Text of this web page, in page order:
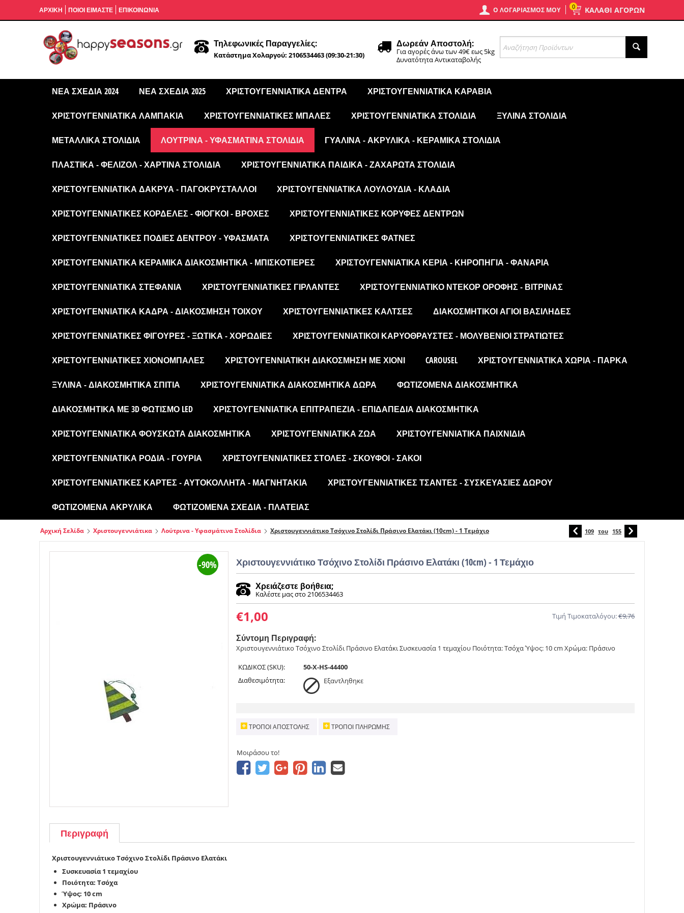
ΑΡΧΙΚΉ ΠΟΙΟΙ ΕΙΜΑΣΤΕ ΕΠΙΚΟΙΝΩΝΙΑ ΚΑΛΑΘΙ ΑΓΟΡΩΝ
0
Ο ΛΟΓΑΡΙΑΣΜΌΣ ΜΟΥ
Τηλεφωνικές Παραγγελίες:
Κατάστημα Χολαργού: 2106534463 (09:30-21:30)
Δωρεάν Αποστολή:
Για αγορές άνω των 49€ εως 5kg
Δυνατότητα Αντικαταβολής
ΝΈΑ ΣΧΈΔΙΑ 2024 ΝΈΑ ΣΧΈΔΙΑ 2025 ΧΡΙΣΤΟΥΓΕΝΝΙΆΤΙΚΑ ΔΈΝΤΡΑ ΧΡΙΣΤΟΥΓΕΝΝΙΆΤΙΚΑ ΚΑΡΆΒΙΑ
ΧΡΙΣΤΟΥΓΕΝΝΙΆΤΙΚΑ ΛΑΜΠΆΚΙΑ ΧΡΙΣΤΟΥΓΕΝΝΙΆΤΙΚΕΣ ΜΠΆΛΕΣ ΧΡΙΣΤΟΥΓΕΝΝΙΆΤΙΚΑ ΣΤΟΛΊΔΙΑ ΞΎΛΙΝΑ ΣΤΟΛΊΔΙΑ
ΜΕΤΑΛΛΙΚΆ ΣΤΟΛΊΔΙΑ ΛΟΎΤΡΙΝΑ - ΥΦΑΣΜΆΤΙΝΑ ΣΤΟΛΊΔΙΑ ΓΥΆΛΙΝΑ - ΑΚΡΥΛΙΚΆ - ΚΕΡΑΜΙΚΆ ΣΤΟΛΊΔΙΑ
ΠΛΑΣΤΙΚΆ - ΦΕΛΙΖΌΛ - ΧΆΡΤΙΝΑ ΣΤΟΛΊΔΙΑ ΧΡΙΣΤΟΥΓΕΝΝΙΆΤΙΚΑ ΠΑΙΔΙΚΆ - ΖΑΧΑΡΩΤΆ ΣΤΟΛΊΔΙΑ
ΧΡΙΣΤΟΥΓΕΝΝΙΆΤΙΚΑ ΔΆΚΡΥΑ - ΠΑΓΟΚΡΎΣΤΑΛΛΟΙ ΧΡΙΣΤΟΥΓΕΝΝΙΆΤΙΚΑ ΛΟΥΛΟΎΔΙΑ - ΚΛΑΔΙΆ
ΧΡΙΣΤΟΥΓΕΝΝΙΆΤΙΚΕΣ ΚΟΡΔΈΛΕΣ - ΦΙΌΓΚΟΙ - ΒΡΟΧΈΣ ΧΡΙΣΤΟΥΓΕΝΝΙΆΤΙΚΕΣ ΚΟΡΥΦΈΣ ΔΈΝΤΡΩΝ
ΧΡΙΣΤΟΥΓΕΝΝΙΆΤΙΚΕΣ ΠΟΔΙΈΣ ΔΈΝΤΡΟΥ - ΥΦΆΣΜΑΤΑ ΧΡΙΣΤΟΥΓΕΝΝΙΆΤΙΚΕΣ ΦΆΤΝΕΣ
ΧΡΙΣΤΟΥΓΕΝΝΙΆΤΙΚΑ ΚΕΡΑΜΙΚΆ ΔΙΑΚΟΣΜΗΤΙΚΆ - ΜΠΙΣΚΟΤΙΈΡΕΣ ΧΡΙΣΤΟΥΓΕΝΝΙΆΤΙΚΑ ΚΕΡΙΆ - ΚΗΡΟΠΉΓΙΑ - ΦΑΝΆΡΙΑ
ΧΡΙΣΤΟΥΓΕΝΝΙΆΤΙΚΑ ΣΤΕΦΆΝΙΑ ΧΡΙΣΤΟΥΓΕΝΝΙΆΤΙΚΕΣ ΓΙΡΛΆΝΤΕΣ ΧΡΙΣΤΟΥΓΕΝΝΙΆΤΙΚΟ ΝΤΕΚΌΡ ΟΡΟΦΉΣ - ΒΙΤΡΊΝΑΣ
ΧΡΙΣΤΟΥΓΕΝΝΙΆΤΙΚΑ ΚΆΔΡΑ - ΔΙΑΚΌΣΜΗΣΗ ΤΟΊΧΟΥ ΧΡΙΣΤΟΥΓΕΝΝΙΆΤΙΚΕΣ ΚΆΛΤΣΕΣ ΔΙΑΚΟΣΜΗΤΙΚΟΊ ΆΓΙΟΙ ΒΑΣΊΛΗΔΕΣ
ΧΡΙΣΤΟΥΓΕΝΝΙΆΤΙΚΕΣ ΦΙΓΟΎΡΕΣ - ΞΩΤΙΚΆ - ΧΟΡΩΔΊΕΣ ΧΡΙΣΤΟΥΓΕΝΝΙΆΤΙΚΟΙ ΚΑΡΥΟΘΡΑΎΣΤΕΣ - ΜΟΛΥΒΈΝΙΟΙ ΣΤΡΑΤΙΏΤΕΣ
ΧΡΙΣΤΟΥΓΕΝΝΙΆΤΙΚΕΣ ΧΙΟΝΌΜΠΑΛΕΣ ΧΡΙΣΤΟΥΓΕΝΝΙΆΤΙΚΗ ΔΙΑΚΌΣΜΗΣΗ ΜΕ ΧΙΌΝΙ CAROUSEL ΧΡΙΣΤΟΥΓΕΝΝΙΆΤΙΚΑ ΧΩΡΙΆ - ΠΆΡΚΑ
ΞΎΛΙΝΑ - ΔΙΑΚΟΣΜΗΤΙΚΆ ΣΠΊΤΙΑ ΧΡΙΣΤΟΥΓΕΝΝΙΆΤΙΚΑ ΔΙΑΚΟΣΜΗΤΙΚΆ ΔΏΡΑ ΦΩΤΙΖΌΜΕΝΑ ΔΙΑΚΟΣΜΗΤΙΚΆ
ΔΙΑΚΟΣΜΗΤΙΚΆ ΜΕ 3D ΦΩΤΙΣΜΌ LED ΧΡΙΣΤΟΥΓΕΝΝΙΆΤΙΚΑ ΕΠΙΤΡΑΠΈΖΙΑ - ΕΠΙΔΑΠΈΔΙΑ ΔΙΑΚΟΣΜΗΤΙΚΆ
ΧΡΙΣΤΟΥΓΕΝΝΙΆΤΙΚΑ ΦΟΥΣΚΩΤΆ ΔΙΑΚΟΣΜΗΤΙΚΆ ΧΡΙΣΤΟΥΓΕΝΝΙΆΤΙΚΑ ΖΏΑ ΧΡΙΣΤΟΥΓΕΝΝΙΆΤΙΚΑ ΠΑΙΧΝΊΔΙΑ
ΧΡΙΣΤΟΥΓΕΝΝΙΆΤΙΚΑ ΡΌΔΙΑ - ΓΟΎΡΙΑ ΧΡΙΣΤΟΥΓΕΝΝΙΆΤΙΚΕΣ ΣΤΟΛΈΣ - ΣΚΟΎΦΟΙ - ΣΆΚΟΙ
ΧΡΙΣΤΟΥΓΕΝΝΙΆΤΙΚΕΣ ΚΆΡΤΕΣ - ΑΥΤΟΚΌΛΛΗΤΑ - ΜΑΓΝΗΤΆΚΙΑ ΧΡΙΣΤΟΥΓΕΝΝΙΆΤΙΚΕΣ ΤΣΆΝΤΕΣ - ΣΥΣΚΕΥΑΣΊΕΣ ΔΏΡΟΥ
ΦΩΤΙΖΌΜΕΝΑ ΑΚΡΥΛΙΚΆ ΦΩΤΙΖΌΜΕΝΑ ΣΧΈΔΙΑ - ΠΛΑΤΕΊΑΣ
Αρχική Σελίδα Χριστουγεννιάτικα Λούτρινα - Υφασμάτινα Στολίδια Χριστουγεννιάτικο Τσόχινο Στολίδι Πράσινο Ελατάκι (10cm) - 1 Τεμάχιο 109 του 155
-90% Χριστουγεννιάτικο Τσόχινο Στολίδι Πράσινο Ελατάκι (10cm) - 1 Τεμάχιο
Χρειάζεστε βοήθεια;
Καλέστε μας στο 2106534463
€1,00 Τιμή Τιμοκαταλόγου:€9,76
Σύντομη Περιγραφή:
Χριστουγεννιάτικο Τσόχινο Στολίδι Πράσινο Ελατάκι Συσκευασία 1 τεμαχίου Ποιότητα: Τσόχα Ύψος: 10 cm Χρώμα: Πράσινο
ΚΩΔΙΚΟΣ (SKU):
50-X-HS-44400
Διαθεσιμότητα:
Εξαντληθηκε
ΤΡΌΠΟΙ ΑΠΟΣΤΟΛΉΣ ΤΡΌΠΟΙ ΠΛΗΡΩΜΉΣ
Μοιράσου το!
Περιγραφή
Χριστουγεννιάτικο Τσόχινο Στολίδι Πράσινο Ελατάκι
Συσκευασία 1 τεμαχίου
Ποιότητα: Τσόχα
Ύψος: 10 cm
Χρώμα: Πράσινο